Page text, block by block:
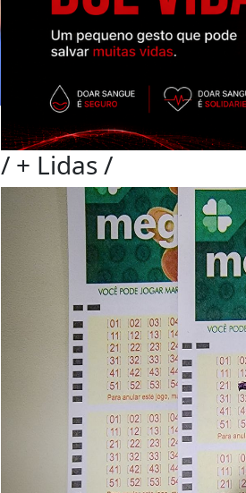
/ + Lidas/